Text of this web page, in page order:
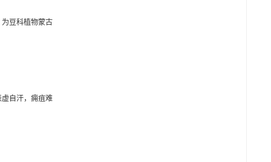
豆科植物蒙古
自汗，痈疽难